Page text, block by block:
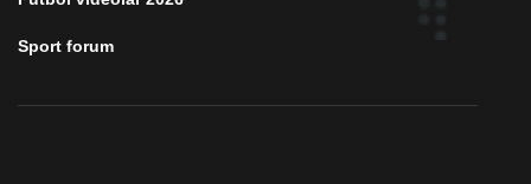
Sport forum